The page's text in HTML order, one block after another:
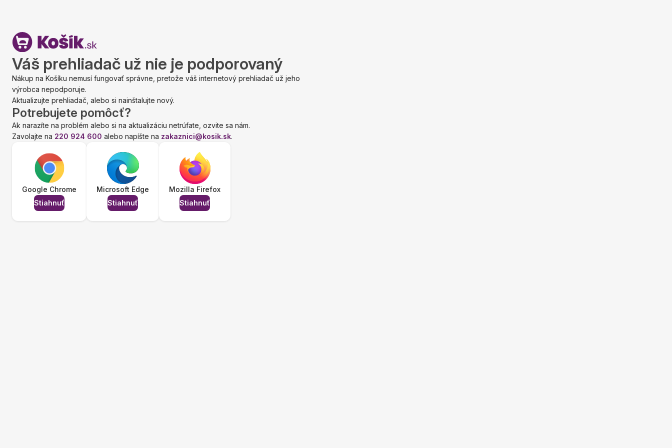
Váš prehliadač už nie je podporovaný
Nákup na Košíku nemusí fungovať správne, pretože váš internetový prehliadač už jeho
výrobca nepodporuje.
Aktualizujte prehliadač, alebo si nainštalujte nový.
Potrebujete pomôcť?
Ak narazíte na problém alebo si na aktualizáciu netrúfate, ozvite sa nám.
Zavolajte na 220 924 600 alebo napíšte na zakaznici@kosik.sk.
Google Chrome
Stiahnuť
Microsoft Edge
Stiahnuť
Mozilla Firefox
Stiahnuť